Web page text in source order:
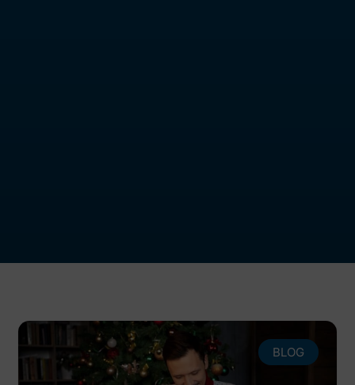
BLOG